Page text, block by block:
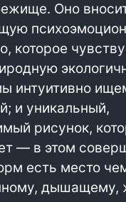
Оно
которое
интуитивно
и уникальный,
рисунок,
— в этом
есть место
дышащему,